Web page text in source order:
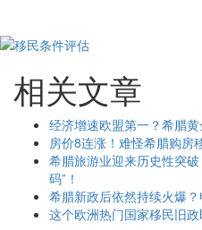
相关文章
经济增速欧盟第一？希腊黄
房价8连涨！难怪希腊购房
希腊旅游业迎来历史性突
码”！
希腊新政后依然持续火爆？
这个欧洲热门国家移民旧